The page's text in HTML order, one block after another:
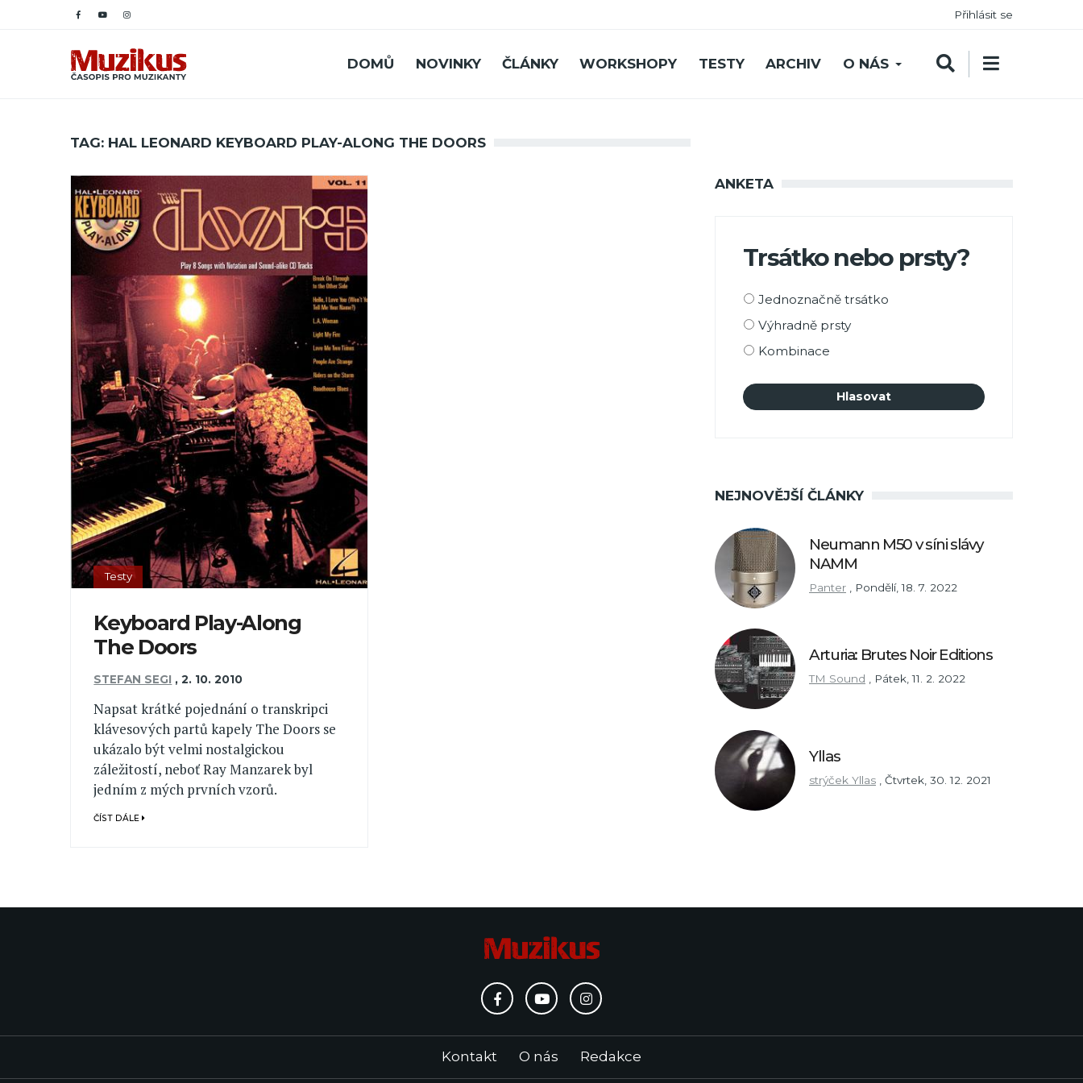
Přihlásit se
DOMŮ NOVINKY ČLÁNKY WORKSHOPY TESTY ARCHIV O NÁS
TAG: HAL LEONARD KEYBOARD PLAY-ALONG THE DOORS
Testy
Keyboard Play-Along
The Doors
STEFAN SEGI ,2. 10. 2010
Napsat krátké pojednání o transkripci
klávesových partů kapely The Doors se
ukázalo být velmi nostalgickou
záležitostí, neboť Ray Manzarek byl
jedním z mých prvních vzorů.
ČÍST DÁLE
ANKETA
Trsátko nebo prsty?
Možnosti
Jednoznačně trsátko
Výhradně prsty
Kombinace
NEJNOVĚJŠÍ ČLÁNKY
Neumann M50 v síni slávy
NAMM
Panter Pondělí, 18. 7. 2022
Arturia: Brutes Noir Editions
TM Sound Pátek, 11. 2. 2022
Yllas
strýček Yllas Čtvrtek, 30. 12. 2021
Kontakt O nás Redakce